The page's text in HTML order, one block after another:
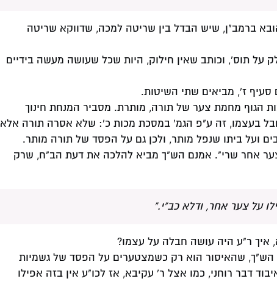
ברמב"ן, שיש הבדל בין שריטה למכה, שדווקא שריטה
על תוס', וכותב שאין חילוק, היות שכל שעושה מעשה בידיים
סעיף ז', מביאים שתי השיטות.
הגוף מחמת צער של תורה, מותרת. מסביר המנחת חינוך
בעצמו, זה ע"פ הגמ' במסכת מכות כ': שלא אסרה תורה אלא
ועל ביתו שנפל מותר, ולכן גם על הפסד של תורה מותר.
אחר שרי". אמנם הש"ך מביא להלכה את דעת הב"ח, שרק
על צער אחר, ודלא כב"י."
איך ר"ע היה עושה חבלה על עצמו?
הש"ך, שהאיסור הוא רק כשמצטערים על הפסד של גשמיות
דבר רוחני, כמו אצל ר' עקיבא, אז לכו"ע אין בזה אפילו